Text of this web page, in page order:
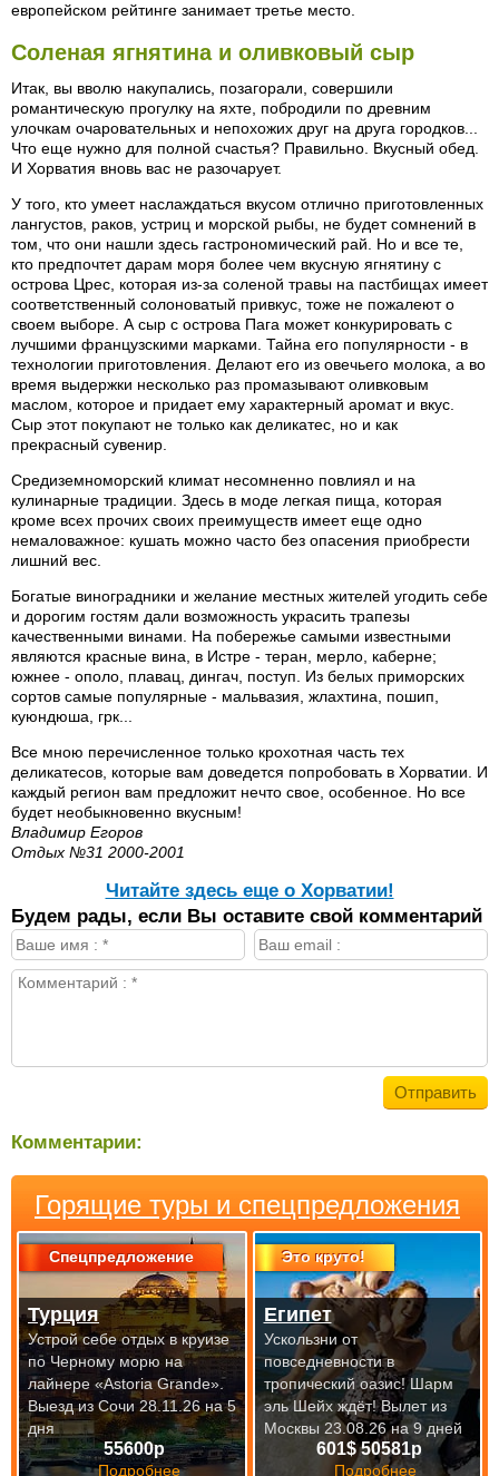
европейском рейтинге занимает третье место.
Соленая ягнятина и оливковый сыр
Итак, вы вволю накупались, позагорали, совершили
романтическую прогулку на яхте, побродили по древним
улочкам очаровательных и непохожих друг на друга городков...
Что еще нужно для полной счастья? Правильно. Вкусный обед.
И Хорватия вновь вас не разочарует.
У того, кто умеет наслаждаться вкусом отлично приготовленных
лангустов, раков, устриц и морской рыбы, не будет сомнений в
том, что они нашли здесь гастрономический рай. Но и все те,
кто предпочтет дарам моря более чем вкусную ягнятину с
острова Црес, которая из-за соленой травы на пастбищах имеет
соответственный солоноватый привкус, тоже не пожалеют о
своем выборе. А сыр с острова Пага может конкурировать с
лучшими французскими марками. Тайна его популярности - в
технологии приготовления. Делают его из овечьего молока, а во
время выдержки несколько раз промазывают оливковым
маслом, которое и придает ему характерный аромат и вкус.
Сыр этот покупают не только как деликатес, но и как
прекрасный сувенир.
Средиземноморский климат несомненно повлиял и на
кулинарные традиции. Здесь в моде легкая пища, которая
кроме всех прочих своих преимуществ имеет еще одно
немаловажное: кушать можно часто без опасения приобрести
лишний вес.
Богатые виноградники и желание местных жителей угодить себе
и дорогим гостям дали возможность украсить трапезы
качественными винами. На побережье самыми известными
являются красные вина, в Истре - теран, мерло, каберне;
южнее - ополо, плавац, дингач, поступ. Из белых приморских
сортов самые популярные - мальвазия, жлахтина, пошип,
куюндюша, грк...
Все мною перечисленное только крохотная часть тех
деликатесов, которые вам доведется попробовать в Хорватии. И
каждый регион вам предложит нечто свое, особенное. Но все
будет необыкновенно вкусным!
Владимир Егоров
Отдых №31 2000-2001
Читайте здесь еще о Хорватии!
Будем рады, если Вы оставите свой комментарий
Комментарии:
Горящие туры и спецпредложения
Спецпредложение
55600р
Подробнее
Турция
Устрой себе отдых в круизе
по Черному морю на
лайнере «Astoria Grande».
Выезд из Сочи 28.11.26 на 5
дня
Это круто!
601$ 50581р
Подробнее
Египет
Ускользни от
повседневности в
тропический оазис! Шарм
эль Шейх ждёт!Вылет из
Москвы 23.08.26 на 9 дней